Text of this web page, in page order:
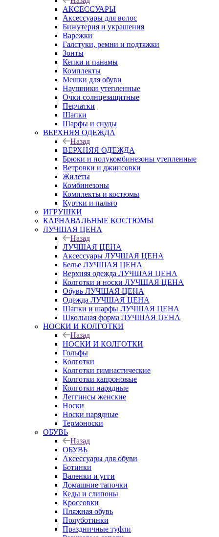
АКСЕССУАРЫ
Аксессуары для волос
Бижутерия и украшения
Варежки
Галстуки, ремни и подтяжки
Зонты
Кепки и панамы
Комплекты
Мешки для обуви
Наушники утепленные
Очки солнцезащитные
Перчатки
Шапки
Шарфы и снуды
ВЕРХНЯЯ ОДЕЖДА
Назад
ВЕРХНЯЯ ОДЕЖДА
Брюки и полукомбинезоны утепленные
Ветровки и джинсовки
Жилеты
Комбинезоны
Комплекты и костюмы
Куртки и пальто
ИГРУШКИ
КАРНАВАЛЬНЫЕ КОСТЮМЫ
ЛУЧШАЯ ЦЕНА
Назад
ЛУЧШАЯ ЦЕНА
Аксессуары ЛУЧШАЯ ЦЕНА
Белье ЛУЧШАЯ ЦЕНА
Верхняя одежда ЛУЧШАЯ ЦЕНА
Колготки и носки ЛУЧШАЯ ЦЕНА
Обувь ЛУЧШАЯ ЦЕНА
Одежда ЛУЧШАЯ ЦЕНА
Шапки и шарфы ЛУЧШАЯ ЦЕНА
Школьная форма ЛУЧШАЯ ЦЕНА
НОСКИ И КОЛГОТКИ
Назад
НОСКИ И КОЛГОТКИ
Гольфы
Колготки
Колготки гимнастические
Колготки капроновые
Колготки нарядные
Леггинсы женские
Носки
Носки нарядные
Термоноски
ОБУВЬ
Назад
ОБУВЬ
Аксессуары для обуви
Ботинки
Валенки и угги
Домашние тапочки
Кеды и слипоны
Кроссовки
Пляжная обувь
Полуботинки
Праздничные туфли